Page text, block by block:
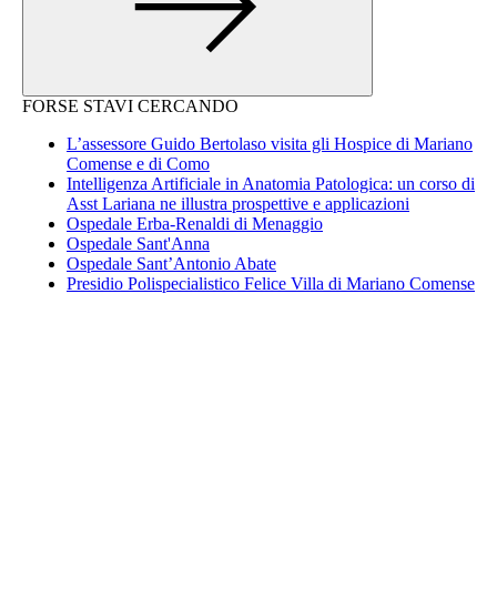
FORSE STAVI CERCANDO
L’assessore Guido Bertolaso visita gli Hospice di Mariano
Comense e di Como
Intelligenza Artificiale in Anatomia Patologica: un corso di
Asst Lariana ne illustra prospettive e applicazioni
Ospedale Erba-Renaldi di Menaggio
Ospedale Sant'Anna
Ospedale Sant’Antonio Abate
Presidio Polispecialistico Felice Villa di Mariano Comense